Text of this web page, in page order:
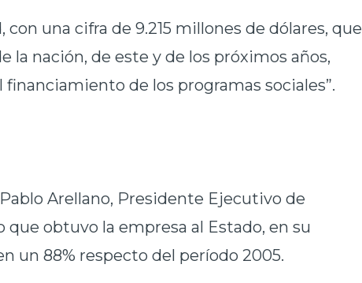
con una cifra de 9.215 millones de dólares, que
la nación, de este y de los próximos años,
de los programas sociales”.
Arellano, Presidente Ejecutivo de
obtuvo la empresa al Estado, en su
un 88% respecto del período 2005.